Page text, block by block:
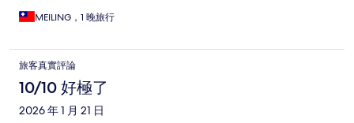
MEILING，1 晚旅行
旅客真實評論
10/10 好極了
2026 年 1 月 21 日